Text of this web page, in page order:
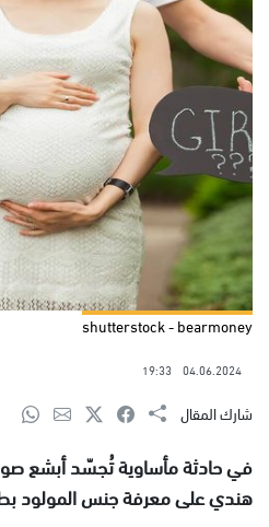
shutterstock - bearmoney
04.06.2024
19:33
شارك المقال
في حادثة مأساوية تُجسّد أبشع
هندي على معرفة جنس المولود